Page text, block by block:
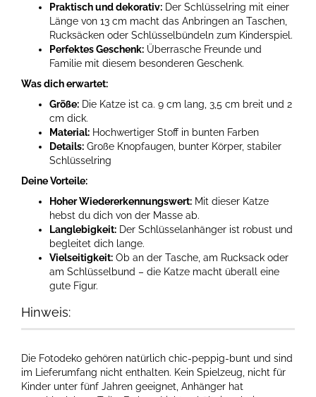
Praktisch und dekorativ: Der Schlüsselring mit einer
Länge von 13 cm macht das Anbringen an Taschen,
Rucksäcken oder Schlüsselbündeln zum Kinderspiel.
Perfektes Geschenk: Überrasche Freunde und
Familie mit diesem besonderen Geschenk.
Was dich erwartet:
Größe: Die Katze ist ca. 9 cm lang, 3,5 cm breit und 2
cm dick.
Material: Hochwertiger Stoff in bunten Farben
Details: Große Knopfaugen, bunter Körper, stabiler
Schlüsselring
Deine Vorteile:
Hoher Wiedererkennungswert: Mit dieser Katze
hebst du dich von der Masse ab.
Langlebigkeit: Der Schlüsselanhänger ist robust und
begleitet dich lange.
Vielseitigkeit: Ob an der Tasche, am Rucksack oder
am Schlüsselbund – die Katze macht überall eine
gute Figur.
Hinweis:
Die Fotodeko gehören natürlich chic-peppig-bunt und sind
im Lieferumfang nicht enthalten. Kein Spielzeug, nicht für
Kinder unter fünf Jahren geeignet, Anhänger hat